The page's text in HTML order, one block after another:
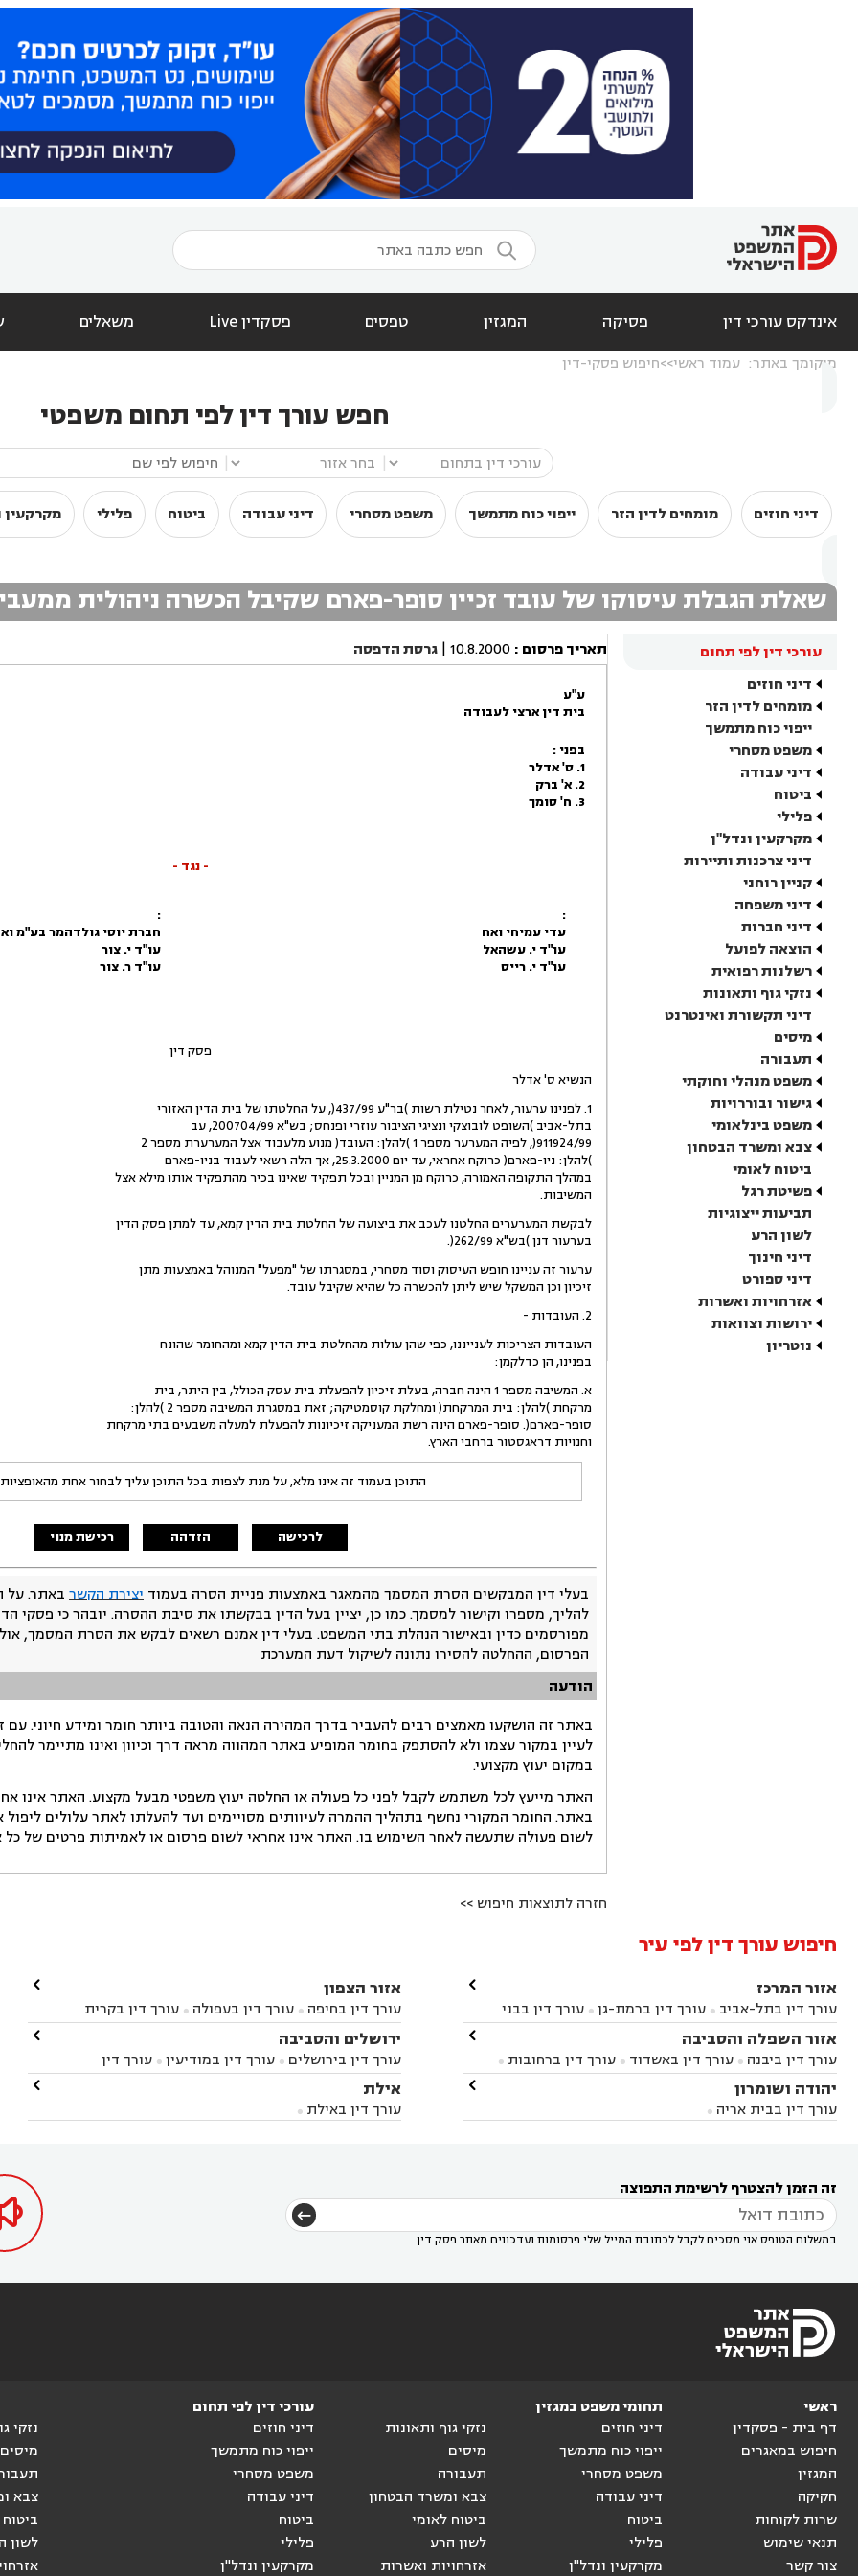

אינדקס עורכי דין פסיקה המגזין טפסים פסקדין Live משאלים
מיקומך באתר: עמוד ראשי חיפוש פסקי-דין
חפש עורך דין לפי תחום משפטי
דיני חוזים מומחים לדין הזר ייפוי כוח מתמשך משפט מסחרי דיני עבודה ביטוח פלילי מקרקעין
שאלת הגבלת עיסוקו של עובד זכיין סופר-פארם שקיבל הכשרה ניהולית
עורכי דין לפי תחום
דיני חוזים
מומחים לדין הזר
ייפוי כוח מתמשך
משפט מסחרי
דיני עבודה
ביטוח
פלילי
מקרקעין ונדל"ן
דיני צרכנות ותיירות
קניין רוחני
דיני משפחה
דיני חברות
הוצאה לפועל
רשלנות רפואית
נזקי גוף ותאונות
דיני תקשורת ואינטרנט
מיסים
תעבורה
משפט מנהלי וחוקתי
גישור ובוררויות
משפט בינלאומי
צבא ומשרד הבטחון
ביטוח לאומי
פשיטת רגל
תביעות ייצוגיות
לשון הרע
דיני חינוך
דיני ספורט
אזרחויות ואשרות
ירושות וצוואות
נוטריון
תאריך פרסום :
10.8.2000
| גרסת הדפסה
ע"ע
בית דין ארצי לעבודה
בפני :
1. ס' אדלר
2. א' ברק
3. ח' סומך
- נגד -
:
עדי עמיחי ואח
עו"ד י. עשהאל
עו"ד י. רייס
:
חברת יוסי גולדהמר בע"מ
עו"ד י. צור
עו"ד ר. צור
פסק דין
הנשיא ס' אדלר
1. לפנינו ערעור, לאחר נטילת רשות )בר"ע 437/99(, על החלטתו של בית הדין האזורי
בתל-אביב )השופט לובוצקי ונציגי הציבור עוזרי ופנחס; בש"א 200704/99, עב
911924/99(, לפיה המערער מספר 1 )להלן: העובד( מנוע מלעבוד אצל המערערת מספר 2
)להלן: ניו-פארם( כרוקח אחראי, עד יום 25.3.2000, אך הלה רשאי לעבוד בניו-פארם
במהלך התקופה האמורה, כרוקח מן המניין ובכל תפקיד שאינו בכיר מהתפקיד אותו מילא אצל
המשיבות.
לבקשת המערערים החלטנו לעכב את ביצועה של החלטת בית הדין קמא, עד למתן פסק הדין
בערעור דנן )בש"א 262/99(.
ערעור זה עניינו חופש העיסוק וסוד מסחרי, במסגרתו של "מפעל" המנוהל באמצעות מתן
זיכיון וכן המשקל שיש ליתן להכשרה כל שהיא שקיבל עובד.
2. העובדות -
העובדות הצריכות לענייננו, כפי שהן עולות מהחלטת בית הדין קמא ומהחומר שהונח
בפנינו, הן כדלקמן:
א. המשיבה מספר 1 הינה חברה, בעלת זיכיון להפעלת בית עסק הכולל, בין היתר, בית
מרקחת )להלן: בית המרקחת( ומחלקת קוסמטיקה; זאת במסגרת המשיבה מספר 2 )להלן:
סופר-פארם(. סופר-פארם הינה רשת המעניקה זיכיונות להפעלת למעלה משבעים בתי מרקחת
וחנויות דראגסטור ברחבי הארץ.
התוכן בעמוד זה אינו מלא, על מנת לצפות בכל התוכן עליך לבחור אחת
לרכישה הזדהה רכישת מנוי
בעלי דין המבקשים הסרת המסמך מהמאגר באמצעות פניית הסרה בעמוד יצירת הקשר באתר. על
להליך, מספרו וקישור למסמך. כמו כן, יציין בעל הדין בבקשתו את סיבת ההסרה. יובהר כי פסקי
מפורסמים כדין ובאישור הנהלת בתי המשפט. בעלי דין אמנם רשאים לבקש את הסרת המסמך,
הפרסום, ההחלטה להסירו נתונה לשיקול דעת המערכת
הודעה
באתר זה הושקעו מאמצים רבים להעביר בדרך המהירה הנאה והטובה ביותר חומר ומידע חיוני.
לעיין במקור עצמו ולא להסתפק בחומר המופיע באתר המהווה מראה דרך וכיוון ואינו מתיימר
במקום יעוץ מקצועי.
האתר מייעץ לכל משתמש לקבל לפני כל פעולה או החלטה יעוץ משפטי מבעל מקצוע. האתר אינו
באתר. החומר המקורי נחשף בתהליך ההמרה לעיוותים מסויימים ועד להעלתו לאתר עלולים ליפול
לשום פעולה שתעשה לאחר השימוש בו. האתר אינו אחראי לשום פרסום או לאמיתות פרטים של כל
חזרה לתוצאות חיפוש >>
חיפוש עורך דין לפי עיר
אזור המרכז
עורך דין בתל-אביב  עורך דין ברמת-גן 
עורך דין בבני
ברק עורך דין בפתח תקווה עורך דין בראשון לציון
עורך דין ברחובות עורך דין בנס ציונה
במודיעין
עורך דין בהרצליה עורך דין בחולון
עורך
דין בקרית אונו
אונו
עורך דין בבת ים
דין בשוהם 

אזור השפלה והסביבה
עורך דין ביבנה  עורך דין באשדוד  עורך דין ברחובות 
עורך דין בראשון לציון עורך דין במודיעין
עורך דין
בבאר יעקב
עורך דין בגדרה

יהודה ושומרון
עורך דין בבית אריה 

אזור הצפון
עורך דין בחיפה  עורך דין בעפולה 
עורך דין בקרית
אתא
עורך דין בנהריה עורך דין בראש פינה
עורך דין
בקרית שמונה
עורך דין במושב מגדים
במושב ציפורי
עורך דין בסח'נין עורך דין בעכו
עורך
דין בעמק הירדן
ביאליק
עורך דין במגדל העמק

ירושלים והסביבה
עורך דין בירושלים  עורך דין במודיעין 
עורך דין
בבית-שמש
עורך דין במבשרת ציון עורך דין בגיזו
עורך דין בגבעת זאב
בקרני שומרון  עורך דין בשורש 

אילת
עורך דין באילת 

זה הזמן להצטרף לרשימת התפוצה
במשלוח הטופס אני מסכים לקבל לכתובת המייל שלי פרסומות ועדכונים מאתר פסק דין
ראשי
דף בית - פסקדין
חיפוש במאגרים
המגזין
חקיקה
שרות לקוחות
תנאי שימוש
צור קשר
תחומי משפט במגזין
דיני חוזים
ייפוי כוח מתמשך
משפט מסחרי
דיני עבודה
ביטוח
פלילי
מקרקעין ונדל"ן
נזקי גוף ותאונות
מיסים
תעבורה
צבא ומשרד הבטחון
ביטוח לאומי
לשון הרע
אזרחויות ואשרות
עורכי דין לפי תחום
דיני חוזים
ייפוי כוח מתמשך
משפט מסחרי
דיני עבודה
ביטוח
פלילי
מקרקעין ונדל"ן
נזקי
מיסים
צבא
לשון